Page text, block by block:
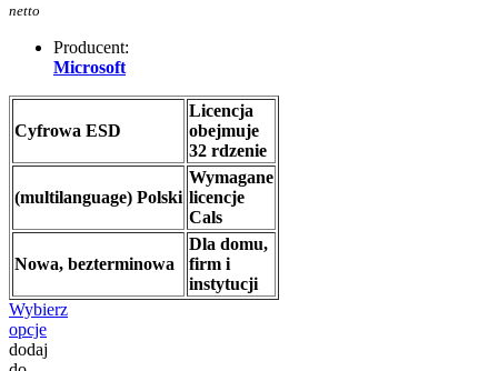
netto
Producent:
Microsoft
Cyfrowa ESD
Licencja
obejmuje
32 rdzenie
(multilanguage) Polski
Wymagane
licencje
Cals
Nowa, bezterminowa
Dla domu,
firm i
instytucji
Wybierz
opcje
dodaj